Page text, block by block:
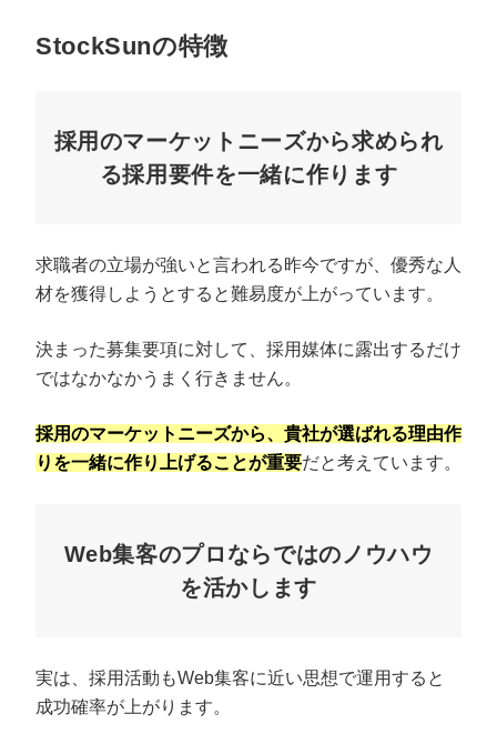
StockSunの特徴
採用のマーケットニーズから求められ
る採用要件を一緒に作ります
求職者の立場が強いと言われる昨今ですが、優秀な人
材を獲得しようとすると難易度が上がっています。
決まった募集要項に対して、採用媒体に露出するだけ
ではなかなかうまく行きません。
採用のマーケットニーズから、貴社が選ばれる理由作
りを一緒に作り上げることが重要だと考えています。
Web集客のプロならではのノウハウ
を活かします
実は、採用活動もWeb集客に近い思想で運用すると
成功確率が上がります。